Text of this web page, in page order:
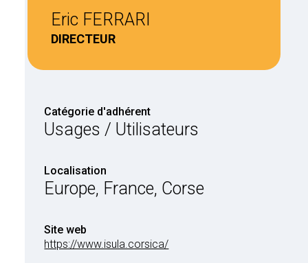
Eric FERRARI
DIRECTEUR
Catégorie d'adhérent
Usages / Utilisateurs
Localisation
Europe, France, Corse
Site web
https://www.isula.corsica/